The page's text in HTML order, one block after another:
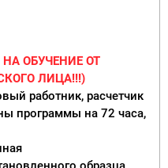
ОБУЧЕНИЕ ОТ
ЛИЦА!!!)
работник, расчетчик
программы на 72 часа,